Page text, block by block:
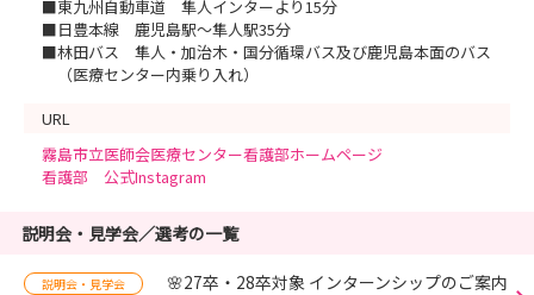
■東九州自動車道 隼人インターより15分
■日豊本線 鹿児島駅～隼人駅35分
■林田バス 隼人・加治木・国分循環バス及び鹿児島本面のバス
（医療センター内乗り入れ）
URL
霧島市立医師会医療センター看護部ホームページ
看護部 公式Instagram
説明会・見学会／選考の一覧
説明会・見学会
🌸27卒・28卒対象 インターンシップのご案内